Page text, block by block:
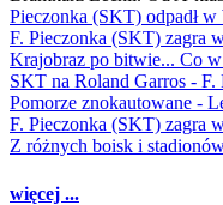
Pieczonka (SKT) odpadł
F. Pieczonka (SKT) zagra
Krajobraz po bitwie... Co
SKT na Roland Garros - F.
Pomorze znokautowane -
F. Pieczonka (SKT) zagra
Z różnych boisk i
więcej ...